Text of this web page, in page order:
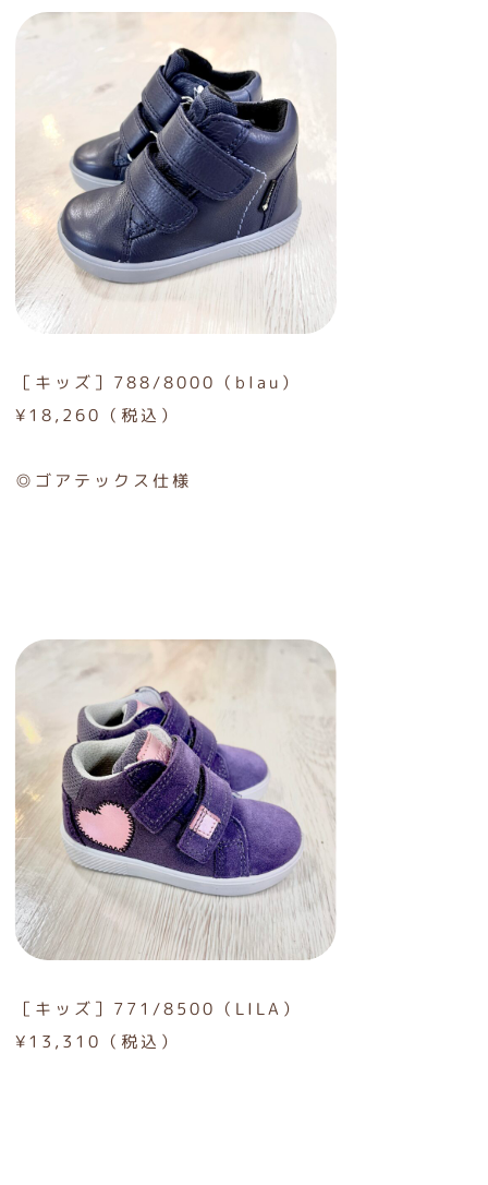
［キッズ］788/8000（blau）
¥18,260（税込）
◎ゴアテックス仕様
［キッズ］771/8500（LILA）
¥13,310（税込）